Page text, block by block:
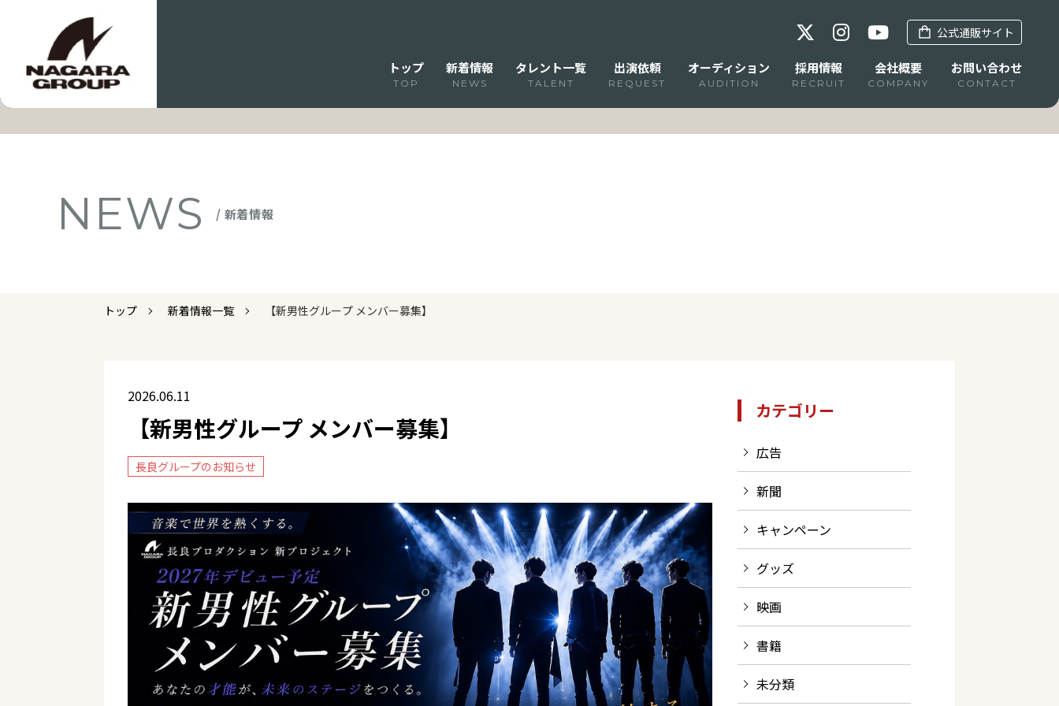
公式通販サイト
トップ
TOP
新着情報
NEWS
タレント一覧
TALENT
出演依頼
REQUEST
オーディション
AUDITION
採用情報
RECRUIT
会社概要
COMPANY
お問い合わせ
CONTACT
NEWS / 新着情報
トップ 新着情報一覧 【新男性グループ メンバー募集】
2026.06.11
【新男性グループ メンバー募集】
長良グループのお知らせ
カテゴリー
広告
新聞
キャンペーン
グッズ
映画
書籍
未分類